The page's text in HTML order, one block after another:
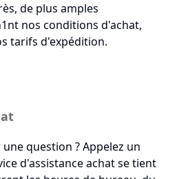
de plus amples
nos conditions d'achat,
tarifs d'expédition.
question ? Appelez un
d'assistance achat se tient